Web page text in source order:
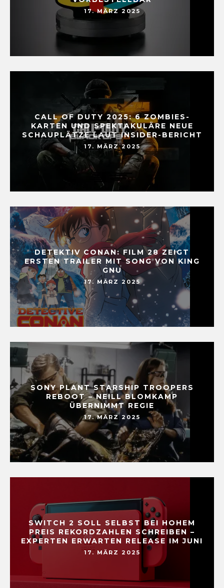
17. MÄRZ 2025
CALL OF DUTY 2025: 6 ZOMBIES-
KARTEN UND SPEKTAKULÄRE NEUE
SCHAUPLÄTZE LAUT INSIDER-BERICHT
17. MÄRZ 2025
DETEKTIV CONAN: FILM 28 ZEIGT
ERSTEN TRAILER MIT SONG VON KING
GNU
17. MÄRZ 2025
SONY PLANT STARSHIP TROOPERS
REBOOT – NEILL BLOMKAMP
ÜBERNIMMT REGIE
17. MÄRZ 2025
SWITCH 2 SOLL SELBST BEI HOHEM
PREIS REKORDZAHLEN SCHREIBEN –
EXPERTEN ERWARTEN RELEASE IM JUNI
17. MÄRZ 2025